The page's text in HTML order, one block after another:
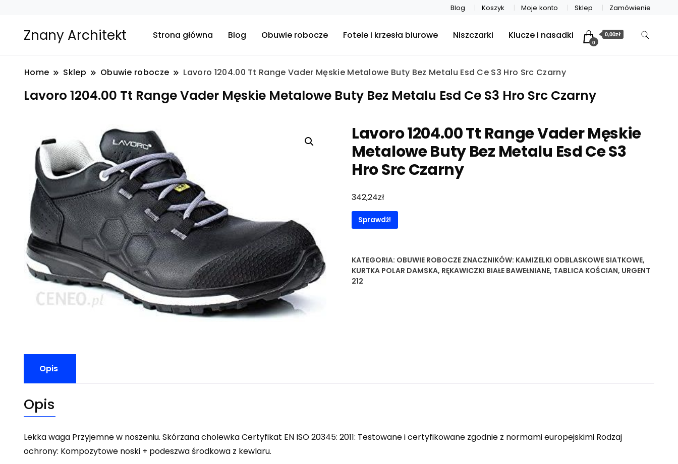
Blog Koszyk Moje konto Sklep Zamówienie
Znany Architekt Strona główna Blog Obuwie robocze Fotele i krzesła biurowe Niszczarki Klucze i nasadki
0
0,00zł
Home Sklep Obuwie robocze Lavoro 1204.00 Tt Range Vader Męskie Metalowe Buty Bez Metalu Esd Ce S3 Hro Src Czarny
Lavoro 1204.00 Tt Range Vader Męskie Metalowe Buty Bez Metalu Esd Ce S3 Hro Src Czarny
Lavoro 1204.00 Tt Range Vader Męskie
Metalowe Buty Bez Metalu Esd Ce S3
Hro Src Czarny
342,24zł
Sprawdź!
KATEGORIA: OBUWIE ROBOCZE ZNACZNIKÓW: KAMIZELKI ODBLASKOWE SIATKOWE,
KURTKA POLAR DAMSKA, RĘKAWICZKI BIAŁE BAWEŁNIANE, TABLICA KOŚCIAN, URGENT
212
Opis
Opis
Lekka waga Przyjemne w noszeniu. Skórzana cholewka Certyfikat EN ISO 20345: 2011: Testowane i certyfikowane zgodnie z normami europejskimi Rodzaj
ochrony: Kompozytowe noski + podeszwa środkowa z kewlaru.